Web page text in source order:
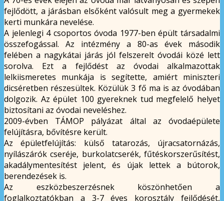
fejlődött, a járásban elsőként valósult meg a gyermekek
kerti munkára nevelése.
A jelenlegi 4 csoportos óvoda 1977-ben épült társadalmi
összefogással. Az intézmény a 80-as évek második
felében a nagykátai járás jól felszerelt óvodái közé lett
sorolva. Ezt a fejlődést az óvodai alkalmazottak
lelkiismeretes munkája is segítette, amiért miniszteri
dicséretben részesültek. Közülük 3 fő ma is az óvodában
dolgozik. Az épület 100 gyereknek tud megfelelő helyet
biztosítani az óvodai neveléshez.
2009-évben TÁMOP pályázat által az óvodaépülete
felújításra, bővítésre került.
Az épületfelújítás: külső tatarozás, újracsatornázás,
nyílászárók cseréje, burkolatcserék, fűtéskorszerűsítést,
akadálymentesítést jelent, és újak lettek a bútorok,
berendezések is.
Az eszközbeszerzésnek köszönhetően a
foglalkoztatókban a 3-7 éves korosztály fejlődését,